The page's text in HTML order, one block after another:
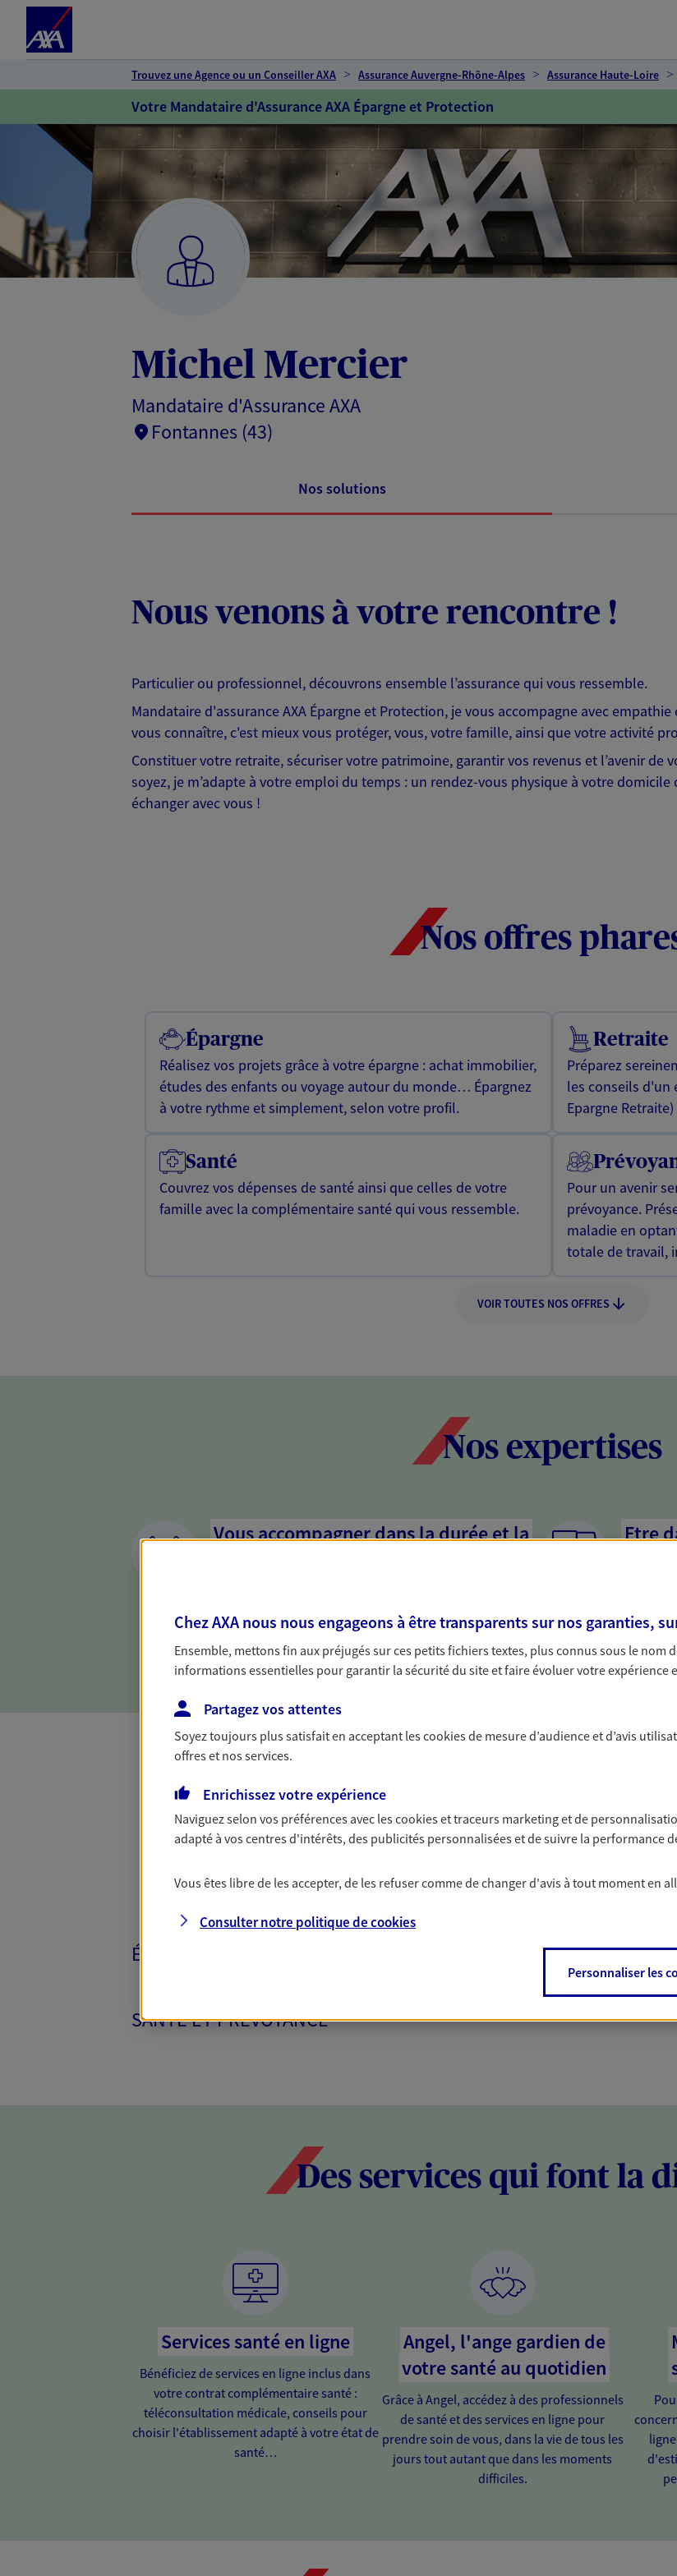
Trouvez une Agence ou un Conseiller AXA Assurance Auvergne-Rhône-Alpes Assurance Haute-Loire
Votre Mandataire d'Assurance AXA Épargne et Protection
Michel Mercier
Mandataire d'Assurance AXA
Fontannes (43)
Nos solutions
Nous venons à votre rencontre !
Particulier ou professionnel, découvrons ensemble l’assurance qui vous ressemble.
Mandataire d'assurance AXA Épargne et Protection, je vous accompagne avec
vous connaître, c'est mieux vous protéger, vous, votre famille, ainsi que votre activité
Constituer votre retraite, sécuriser votre patrimoine, garantir vos revenus et l’avenir de
soyez, je m’adapte à votre emploi du temps : un rendez-vous physique à votre
échanger avec vous !
Nos offres
Épargne
Réalisez vos projets grâce à votre épargne : achat immobilier,
études des enfants ou voyage autour du monde… Épargnez
à votre rythme et simplement, selon votre profil.
Retraite
Préparez
les conseils d'un
Epargne
Santé
Couvrez vos dépenses de santé ainsi que celles de votre
famille avec la complémentaire santé qui vous ressemble.
Pour un avenir
prévoyance.
maladie en
totale de travail,
VOIR TOUTES NOS OFFRES
Nos expertises
Vous accompagner dans la durée et la
la confiance et la proximité. C'est en apprenant à vous
connaître que nous proposons de meilleures solutions.
Etre
en cas
Toutes nos solutions AXA
PARTICULIERS
ÉPARGNE ET RETRAITE
SANTÉ ET PRÉVOYANCE
Des services qui font la
Services santé en ligne
Bénéficiez de services en ligne inclus dans
votre contrat complémentaire santé :
téléconsultation médicale, conseils pour
choisir l'établissement adapté à votre état de
santé…
Angel, l'ange gardien de
votre santé au quotidien
Grâce à Angel, accédez à des professionnels
de santé et des services en ligne pour
prendre soin de vous, dans la vie de tous les
jours tout autant que dans les moments
difficiles.
Chez AXA nous nous engageons à être transparents sur nos garanties,
Ensemble, mettons fin aux préjugés sur ces petits fichiers textes, plus connus sous le nom
informations essentielles pour garantir la sécurité du site et faire évoluer votre expérience
Partagez vos attentes
Soyez toujours plus satisfait en acceptant lescookiesde mesure d’audience et d’avis
offres et nos services.
Enrichissez votre expérience
Naviguez selon vos préférences avec lescookies et traceurs marketing et de
adapté à vos centres d'intérêts, des publicités personnalisées et de suivre la performance
Vous êtes libre de les accepter, de les refuser comme de changer d'avis à tout moment en
Consulter notre politique decookies
Personnaliser les